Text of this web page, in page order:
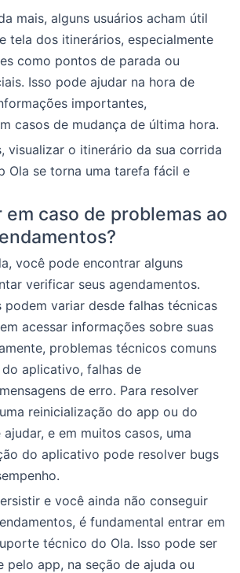
mais, alguns usuários acham útil
tela dos itinerários, especialmente
como pontos de parada ou
Isso pode ajudar na hora de
importantes,
casos de mudança de última hora.
visualizar o itinerário da sua corrida
Ola se torna uma tarefa fácil e
em caso de problemas ao
você pode encontrar alguns
verificar seus agendamentos.
podem variar desde falhas técnicas
acessar informações sobre suas
problemas técnicos comuns
aplicativo, falhas de
de erro. Para resolver
reinicialização do app ou do
e em muitos casos, uma
do aplicativo pode resolver bugs
e você ainda não conseguir
é fundamental entrar em
técnico do Ola. Isso pode ser
pelo app, na seção de ajuda ou